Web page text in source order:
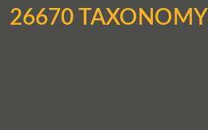
26670 TAXONOMY